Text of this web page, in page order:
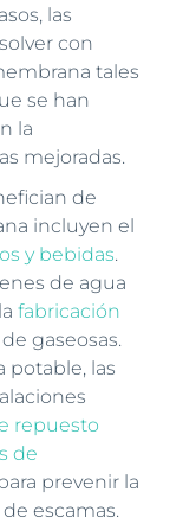
las
con
tales
se han
la
mejoradas.
de
incluyen el
y bebidas.
de agua
fabricación
gaseosas.
potable, las
repuesto
de
prevenir la
escamas.